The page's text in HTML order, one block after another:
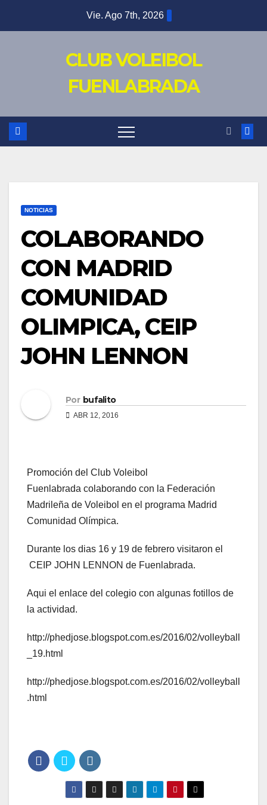
Vie. Ago 7th, 2026
CLUB VOLEIBOL
FUENLABRADA
NOTICIAS
COLABORANDO
CON MADRID
COMUNIDAD
OLIMPICA, CEIP
JOHN LENNON
Por bufalito
ABR 12, 2016
Promoción del Club Voleibol
Fuenlabrada colaborando con la Federación
Madrileña de Voleibol en el programa Madrid
Comunidad Olímpica.
Durante los dias 16 y 19 de febrero visitaron el
CEIP JOHN LENNON de Fuenlabrada.
Aqui el enlace del colegio con algunas fotillos de
la actividad.
http://phedjose.blogspot.com.es/2016/02/volleyball
_19.html
http://phedjose.blogspot.com.es/2016/02/volleyball
.html